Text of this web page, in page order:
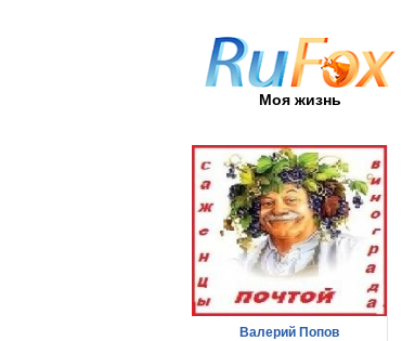
Моя жизнь
Валерий Попов